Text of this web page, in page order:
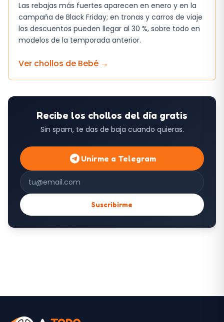
Las rebajas más fuertes aparecen en enero y en la
campaña de Black Friday; en tronas y carros de viaje
los descuentos pueden llegar al 30 %, sobre todo en
modelos de la temporada anterior.
Ver chollos de Bebé →
Recibe los chollos del día gratis
Sin spam, te das de baja cuando quieras.
Unirme a Telegram
Correo electrónico
Suscribirme